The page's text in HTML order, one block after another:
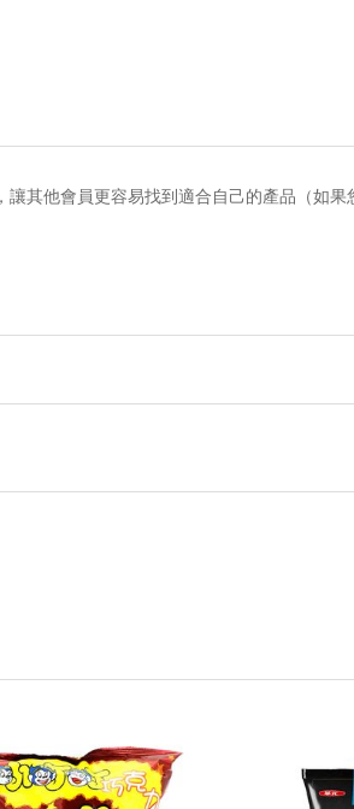
其他會員更容易找到適合自己的產品（如